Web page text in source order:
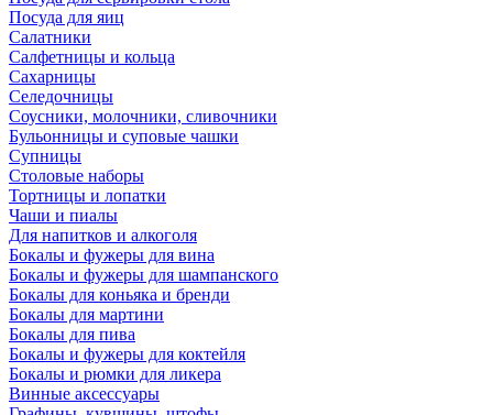
Посуда для яиц
Салатники
Салфетницы и кольца
Сахарницы
Селедочницы
Соусники, молочники, сливочники
Бульонницы и суповые чашки
Супницы
Столовые наборы
Тортницы и лопатки
Чаши и пиалы
Для напитков и алкоголя
Бокалы и фужеры для вина
Бокалы и фужеры для шампанского
Бокалы для коньяка и бренди
Бокалы для мартини
Бокалы для пива
Бокалы и фужеры для коктейля
Бокалы и рюмки для ликера
Винные аксессуары